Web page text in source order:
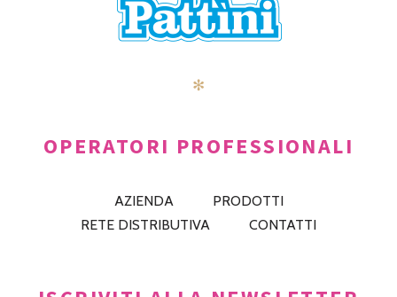
✻
OPERATORI PROFESSIONALI
AZIENDA
PRODOTTI
RETE DISTRIBUTIVA
CONTATTI